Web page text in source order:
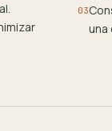
03
una